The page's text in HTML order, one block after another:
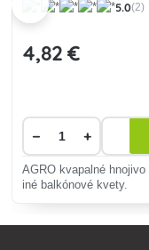
5.0(2)
4,82 €
− +
AGRO kvapalné
iné balkónové kvety.